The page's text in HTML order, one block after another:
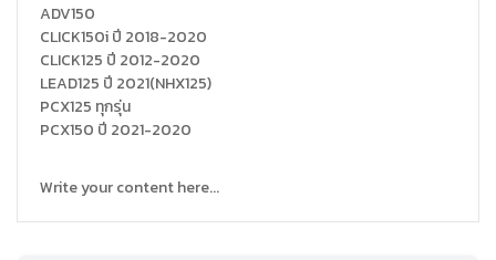
ADV150
CLICK150i ปี 2018-2020
CLICK125 ปี 2012-2020
LEAD125 ปี 2021(NHX125)
PCX125 ทุกรุ่น
PCX150 ปี 2021-2020
Write your content here...